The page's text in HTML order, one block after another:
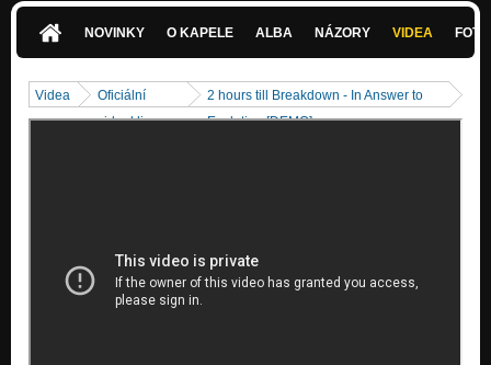
NOVINKY O KAPELE ALBA NÁZORY VIDEA
Videa
Oficiální
videoklipy
2 hours till Breakdown - In Answer to
Evolution [DEMO]